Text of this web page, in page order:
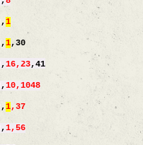
1
1,30
16,23,41
10,1048
1,37
1,56